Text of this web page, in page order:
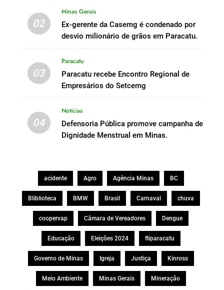
02
Minas Gerais
Ex-gerente da Casemg é condenado por
desvio milionário de grãos em Paracatu.
03
Paracatu
Paracatu recebe Encontro Regional de
Empresários do Setcemg
04
Notícias
Defensoria Pública promove campanha de
Dignidade Menstrual em Minas.
acidente Agro Agência Minas BC
Bliblioteca BMW Brasil Carnaval chuva
coopervap Câmara de Vereadores Dengue
Educação Eleições 2024 fliparacatu
Governo de Minas Igreja Justiça Kinross
Meio Ambiente Minas Gerais Mineração